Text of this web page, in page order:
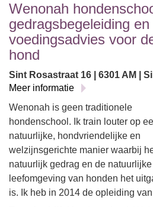
Wenonah
gedragsbegeleiding en
voedingsadvies voor
hond
Sint Rosastraat 16 | 6301 AM |
Meer informatie
Wenonah is geen traditionele
hondenschool. Ik train louter op
natuurlijke, hondvriendelijke en
welzijnsgerichte manier waarbij
natuurlijk gedrag en de natuurlijke
leefomgeving van honden het
is. Ik heb in 2014 de opleiding